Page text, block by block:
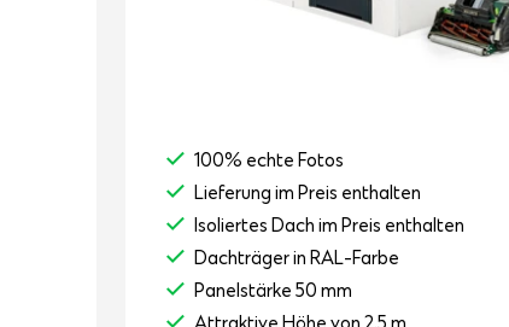
100% echte Fotos
Lieferung im Preis enthalten
Isoliertes Dach im Preis enthalten
Dachträger in RAL-Farbe
Panelstärke 50 mm